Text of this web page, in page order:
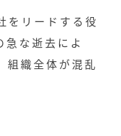
をリードする役
急な逝去によ
組織全体が混乱